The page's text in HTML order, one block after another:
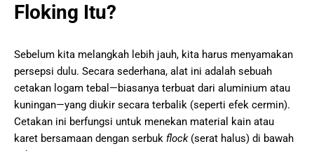
Floking Itu?
Sebelum kita melangkah lebih jauh, kita harus menyamakan
persepsi dulu. Secara sederhana, alat ini adalah sebuah
cetakan logam tebal—biasanya terbuat dari aluminium atau
kuningan—yang diukir secara terbalik (seperti efek cermin).
Cetakan ini berfungsi untuk menekan material kain atau
karet bersamaan dengan serbuk flock(serat halus) di bawah